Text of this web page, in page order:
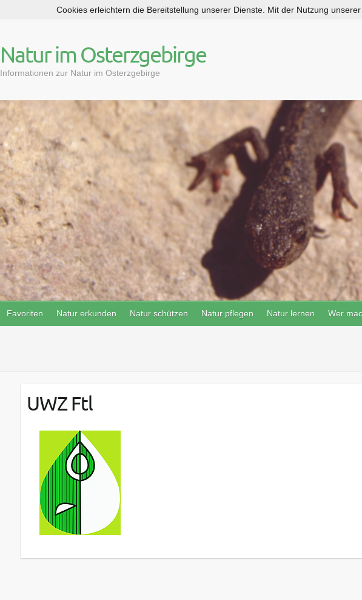
p
t
c
o
n
t
e
n
t
Natur im Osterzgebirge
Informationen zur Natur im Osterzgebirge
Favoriten Natur erkunden Natur schützen Natur pflegen Natur lernen Wer
UWZ Ftl
Cookies erleichtern die Bereitstellung unserer Dienste. Mit der Nutzung